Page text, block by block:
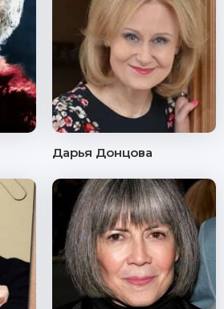
Дарья Донцова